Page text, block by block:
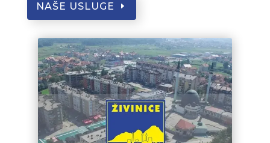
NAŠE USLUGE